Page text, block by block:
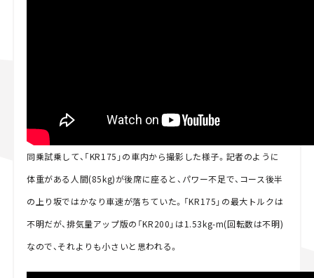
同乗試乗して、「KR175」の車内から撮影した様子。記者のように
体重がある人間(85kg)が後席に座ると、パワー不足で、コース後半
の上り坂ではかなり車速が落ちていた。「KR175」の最大トルクは
不明だが、排気量アップ版の「KR200」は1.53kg-m(回転数は不明)
なので、それよりも小さいと思われる。